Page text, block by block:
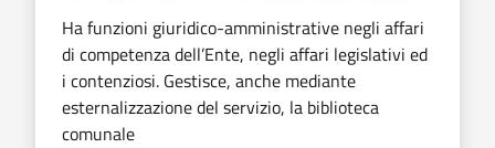
Ha funzioni giuridico-amministrative negli affari
di competenza dell’Ente, negli affari legislativi ed
i contenziosi. Gestisce, anche mediante
esternalizzazione del servizio, la biblioteca
comunale